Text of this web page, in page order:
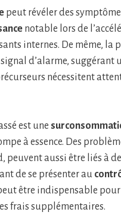
peut révéler des
notable lors de
internes. De même, la
d’alarme, suggérant
nécessitent
est une
à essence. Des
aussi être liés à
de se présenter au
être indispensable
frais supplémentaires.